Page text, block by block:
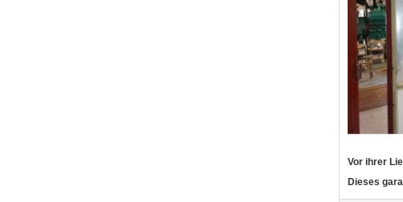
Vor ihrer
Dieses